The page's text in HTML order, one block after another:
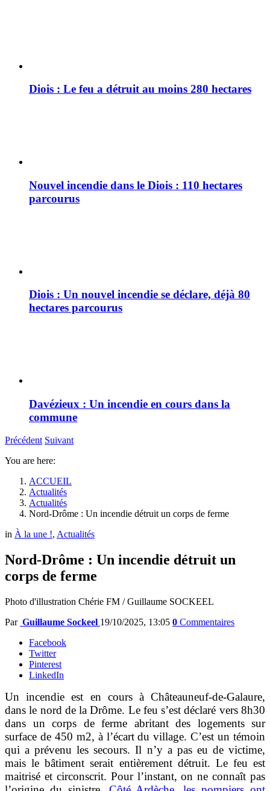
Diois : Le feu a détruit au moins 280 hectares
Nouvel incendie dans le Diois : 110 hectares
parcourus
Diois : Un nouvel incendie se déclare, déjà 80
hectares parcourus
Davézieux : Un incendie en cours dans la
commune
Précédent Suivant
You are here:
ACCUEIL
Actualités
Actualités
Nord-Drôme : Un incendie détruit un corps de ferme
in À la une !, Actualités
Nord-Drôme : Un incendie détruit un
corps de ferme
Photo d'illustration Chérie FM / Guillaume SOCKEEL
Par Guillaume Sockeel 19/10/2025, 13:05 0 Commentaires
Facebook
Twitter
Pinterest
LinkedIn
Un incendie est en cours à Châteauneuf-de-Galaure,
dans le nord de la Drôme. Le feu s’est déclaré vers 8h30
dans un corps de ferme abritant des logements sur
surface de 450 m2, à l’écart du village. C’est un témoin
qui a prévenu les secours. Il n’y a pas eu de victime,
mais le bâtiment serait entièrement détruit. Le feu est
maitrisé et circonscrit. Pour l’instant, on ne connaît pas